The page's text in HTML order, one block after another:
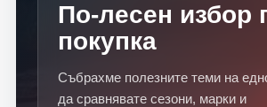
По-лесен избор
покупка
Събрахме полезните теми на
да сравнявате сезони, марки и